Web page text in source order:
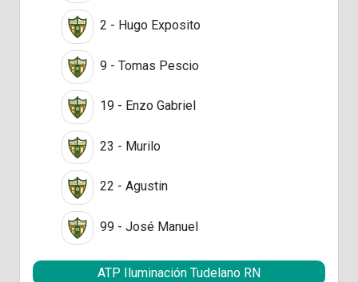
2 - Hugo Exposito
9 - Tomas Pescio
19 - Enzo Gabriel
23 - Murilo
22 - Agustin
99 - José Manuel
ATP Iluminación Tudelano RN